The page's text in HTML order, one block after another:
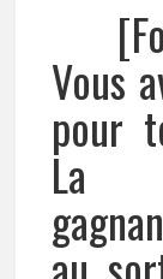
Vous
pour
La